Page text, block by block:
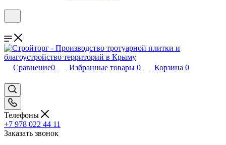
Сравнение0 Избранные товары 0 Корзина 0
Телефоны
+7 978 022 44 11
Заказать звонок